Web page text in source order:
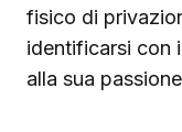
fisico di
identificarsi con
alla sua